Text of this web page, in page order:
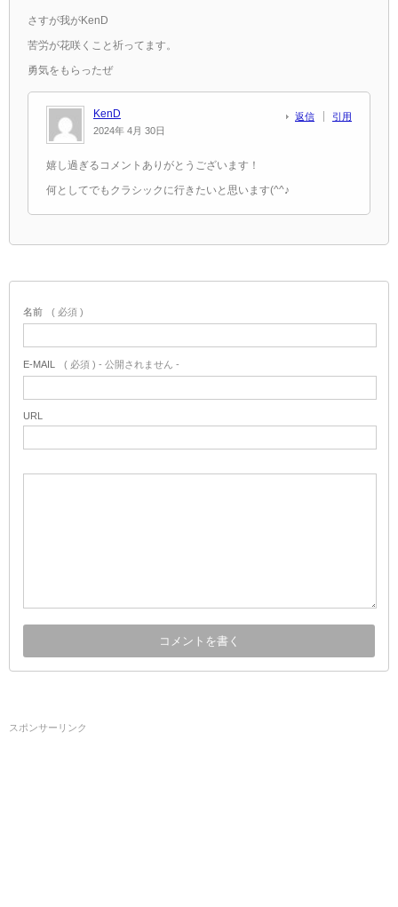
さすが我がKenD
苦労が花咲くこと祈ってます。
勇気をもらったぜ
KenD
2024年 4月 30日
返信 引用
嬉し過ぎるコメントありがとうございます！
何としてでもクラシックに行きたいと思います(^^♪
名前 ( 必須 )
E-MAIL ( 必須 ) - 公開されません -
URL
スポンサーリンク